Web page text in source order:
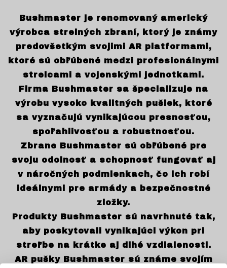
Bushmaster je renomovaný americký
výrobca strelných zbraní, ktorý je známy
predovšetkým svojimi AR platformami,
ktoré sú obľúbené medzi profesionálnymi
strelcami a vojenskými jednotkami.
Firma Bushmaster sa špecializuje na
výrobu vysoko kvalitných pušiek, ktoré
sa vyznačujú vynikajúcou presnosťou,
spoľahlivosťou a robustnosťou.
Zbrane Bushmaster sú obľúbené pre
svoju odolnosť a schopnosť fungovať aj
v náročných podmienkach, čo ich robí
ideálnymi pre armády a bezpečnostné
zložky.
Produkty Bushmaster sú navrhnuté tak,
aby poskytovali vynikajúci výkon pri
streľbe na krátke aj dlhé vzdialenosti.
AR pušky Bushmaster sú známe svojím